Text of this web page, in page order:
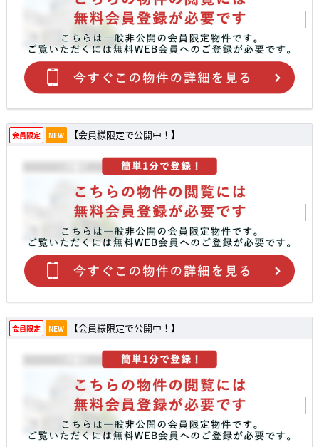
会員限定 NEW 【会員様限定で公開中！】
会員限定 NEW 【会員様限定で公開中！】